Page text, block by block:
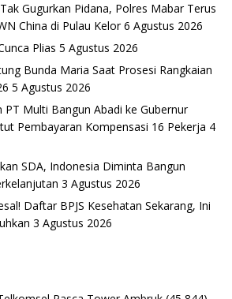
Gugurkan Pidana, Polres Mabar Terus
China di Pulau Kelor 6 Agustus 2026
Plias 5 Agustus 2026
Bunda Maria Saat Prosesi Rangkaian
5 Agustus 2026
PT Multi Bangun Abadi ke Gubernur
Pembayaran Kompensasi 16 Pekerja 4
SDA, Indonesia Diminta Bangun
3 Agustus 2026
Daftar BPJS Kesehatan Sekarang, Ini
3 Agustus 2026